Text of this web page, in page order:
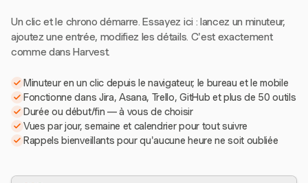
Un clic et le chrono démarre. Essayez ici : lancez un minuteur,
ajoutez une entrée, modifiez les détails. C'est exactement
comme dans Harvest.
Minuteur en un clic depuis le navigateur, le bureau et le mobile
Fonctionne dans Jira, Asana, Trello, GitHub et plus de 50 outils
Durée ou début/fin — à vous de choisir
Vues par jour, semaine et calendrier pour tout suivre
Rappels bienveillants pour qu'aucune heure ne soit oubliée